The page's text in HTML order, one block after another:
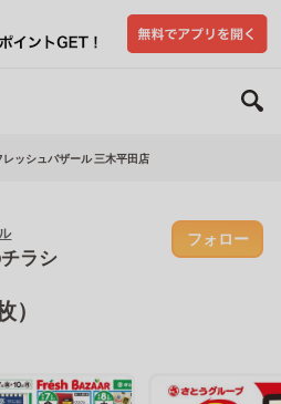
レッシュバザール 三木平田店
ラシ
フォロー
）